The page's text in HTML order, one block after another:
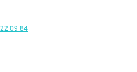
09 84